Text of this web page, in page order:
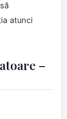
atunci
–